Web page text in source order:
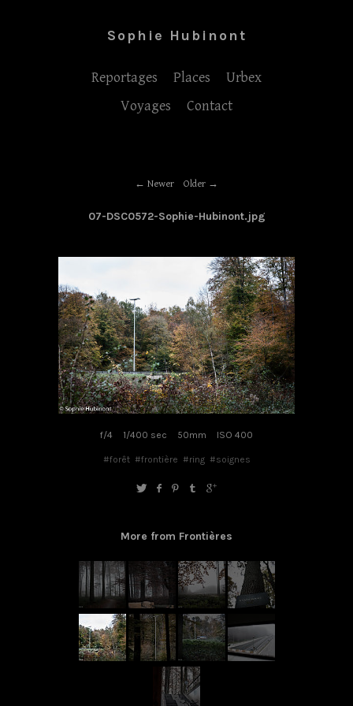
Sophie Hubinont
Reportages Places
Urbex
Voyages
Contact
Newer Older
07-DSC0572-Sophie-Hubinont.jpg
f/4 1/400 sec 50mm ISO 400
#forêt #frontière #ring #soignes
More from Frontières